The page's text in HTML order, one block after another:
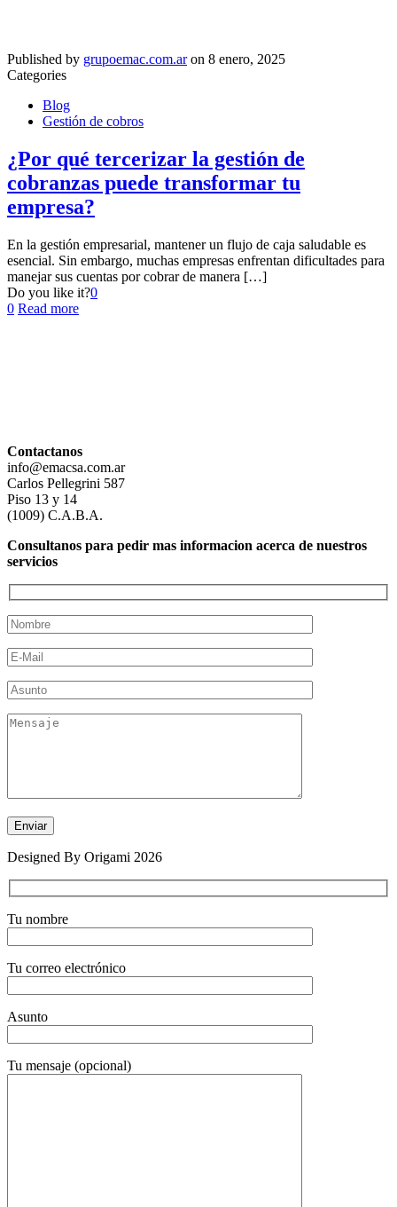
Published by grupoemac.com.ar on 8 enero, 2025
Categories
Blog
Gestión de cobros
¿Por qué tercerizar la gestión de
cobranzas puede transformar tu
empresa?
En la gestión empresarial, mantener un flujo de caja saludable es
esencial. Sin embargo, muchas empresas enfrentan dificultades para
manejar sus cuentas por cobrar de manera […]
Do you like it?0
0 Read more
Contactanos
info@emacsa.com.ar
Carlos Pellegrini 587
Piso 13 y 14
(1009) C.A.B.A.
Consultanos para pedir mas informacion acerca de nuestros
servicios
Designed By Origami 2026
Tu nombre
Tu correo electrónico
Asunto
Tu mensaje (opcional)